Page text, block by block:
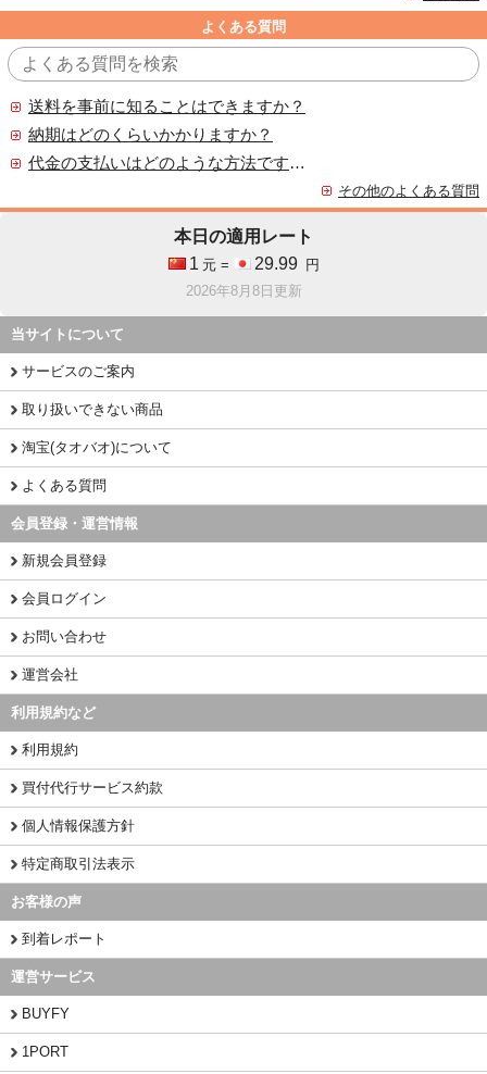
よくある質問
送料を事前に知ることはできますか？
納期はどのくらいかかりますか？
代金の支払いはどのような方法ですか？
その他のよくある質問
本日の適用レート
1 元 = 29.99
円
2026年8月8日更新
当サイトについて
サービスのご案内
取り扱いできない商品
淘宝(タオバオ)について
よくある質問
会員登録・運営情報
新規会員登録
会員ログイン
お問い合わせ
運営会社
利用規約など
利用規約
買付代行サービス約款
個人情報保護方針
特定商取引法表示
お客様の声
到着レポート
運営サービス
BUYFY
1PORT